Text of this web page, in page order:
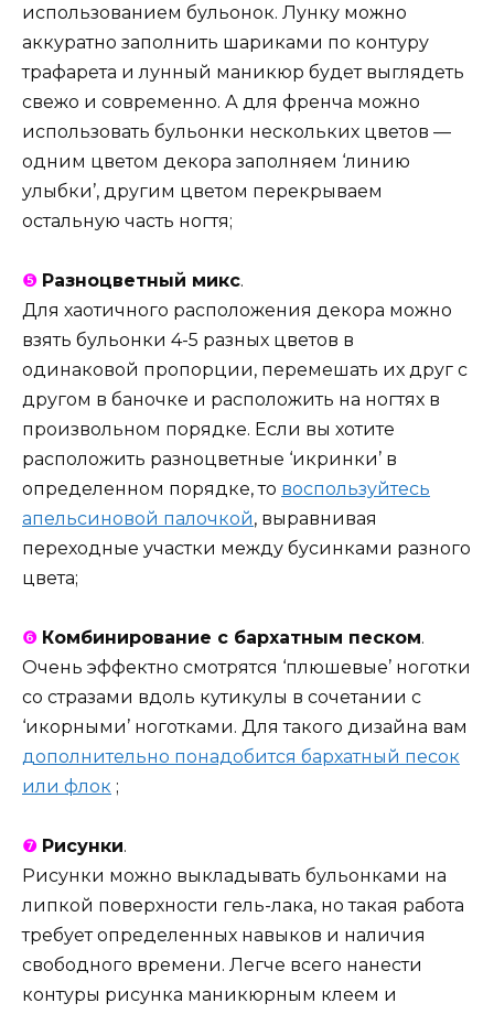
использованием бульонок. Лунку можно
аккуратно заполнить шариками по контуру
трафарета и лунный маникюр будет выглядеть
свежо и современно. А для френча можно
использовать бульонки нескольких цветов —
одним цветом декора заполняем ‘линию
улыбки’, другим цветом перекрываем
остальную часть ногтя;
❺ Разноцветный микс.
Для хаотичного расположения декора можно
взять бульонки 4-5 разных цветов в
одинаковой пропорции, перемешать их друг с
другом в баночке и расположить на ногтях в
произвольном порядке. Если вы хотите
расположить разноцветные ‘икринки’ в
определенном порядке, то воспользуйтесь
апельсиновой палочкой, выравнивая
переходные участки между бусинками разного
цвета;
❻ Комбинирование с бархатным песком.
Очень эффектно смотрятся ‘плюшевые’ ноготки
со стразами вдоль кутикулы в сочетании с
‘икорными’ ноготками. Для такого дизайна вам
дополнительно понадобится бархатный песок
или флок ;
❼ Рисунки.
Рисунки можно выкладывать бульонками на
липкой поверхности гель-лака, но такая работа
требует определенных навыков и наличия
свободного времени. Легче всего нанести
контуры рисунка маникюрным клеем и